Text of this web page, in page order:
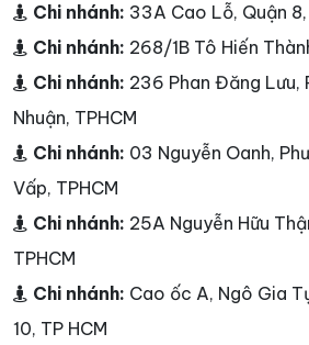
Chi nhánh: 33A Cao Lỗ, Quận 8,
Chi nhánh: 268/1B Tô Hiến
Chi nhánh: 236 Phan Đăng Lưu,
Nhuận, TPHCM
Chi nhánh: 03 Nguyễn Oanh,
Vấp, TPHCM
Chi nhánh: 25A Nguyễn Hữu
TPHCM
Chi nhánh: Cao ốc A, Ngô Gia
10, TP HCM